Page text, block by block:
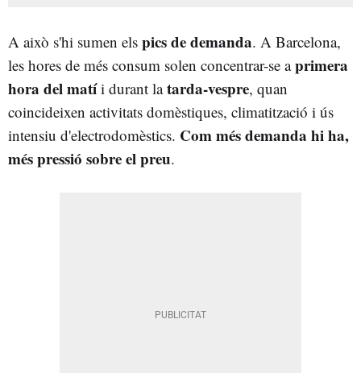
A això s'hi sumen els pics de demanda. A Barcelona,
les hores de més consum solen concentrar-se aprimera
hora del matíi durant latarda-vespre, quan
coincideixen activitats domèstiques, climatització i ús
intensiu d'electrodomèstics. Com més demanda hi ha,
més pressió sobre el preu.